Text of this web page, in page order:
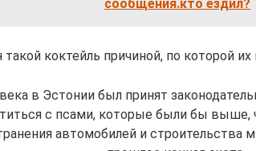
сообщения.кто ездил?
такой коктейль причиной, по которой
в Эстонии был принят
с псами, которые были бы выше,
автомобилей и